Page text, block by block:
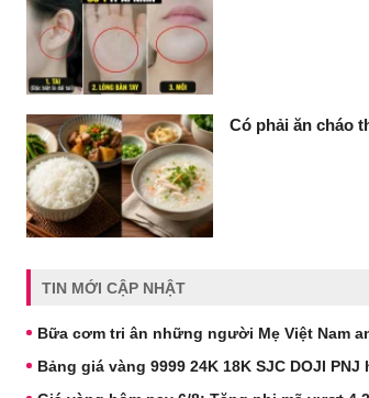
Có phải ăn cháo
TIN MỚI CẬP NHẬT
Bữa cơm tri ân những người Mẹ Việt Nam
Bảng giá vàng 9999 24K 18K SJC DOJI PNJ